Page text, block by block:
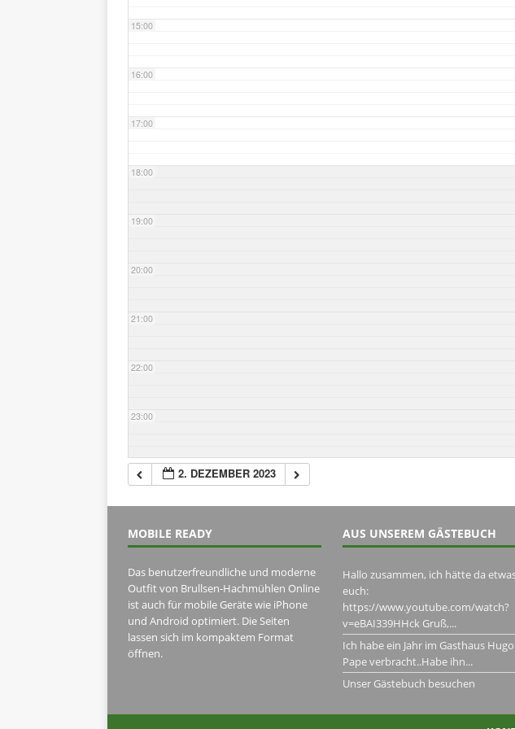
15:00
16:00
17:00
18:00
19:00
20:00
21:00
22:00
23:00
2. DEZEMBER 2023
MOBILE READY
Das benutzerfreundliche und moderne
Outfit von Brullsen-Hachmühlen Online
ist auch für mobile Geräte wie iPhone
und Android optimiert. Die Seiten
lassen sich im kompaktem Format
öffnen.
AUS UNSEREM GÄSTEBUCH
Hallo zusammen, ich hätte da
euch:
https://www.youtube.com/watch?
v=eBAI339HHck Gruß,...
Ich habe ein Jahr im Gasthaus Hugo
Pape verbracht..Habe ihn...
Unser Gästebuch besuchen